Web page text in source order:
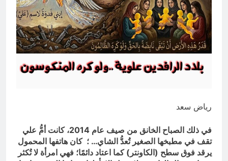
8 ساعات Ago
الولاية التكوينية / راي الفلسفة
التجريدية للانسان
9 ساعات Ago
رياض سعد
في ذلك الصباح الخانق من صيف عام 2014، كانت أمُّ علي
تقف في مطبخها الصغير تُعدُّ الشاي… ؛ كان هاتفها المحمول
يرقد فوق سطح (الكاونتر) كما اعتاد دائمًا؛ فهي امرأة لا تُكثر